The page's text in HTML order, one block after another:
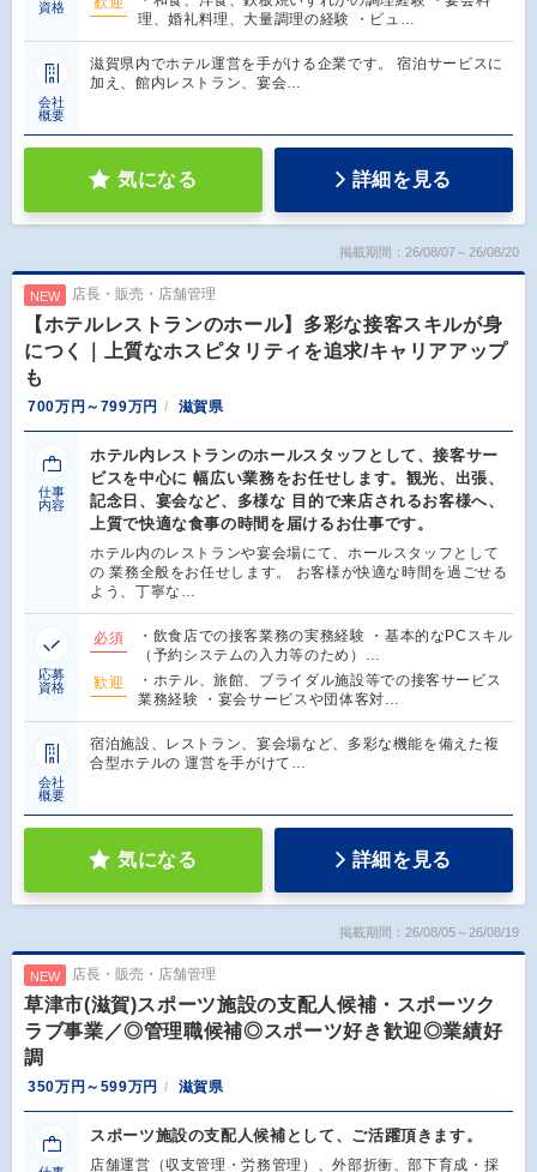
資格
理、婚礼料理、大量調理の経験 ・ビュ…
会社
概要
滋賀県内でホテル運営を手がける企業です。 宿泊サービスに
加え、館内レストラン、宴会…
気になる 詳細を見る
掲載期間：26/08/07～26/08/20
NEW 店長・販売・店舗管理
【ホテルレストランのホール】多彩な接客スキルが身
につく｜上質なホスピタリティを追求/キャリアアップ
も
700万円～799万円 滋賀県
仕事
内容
ホテル内レストランのホールスタッフとして、接客サー
ビスを中心に 幅広い業務をお任せします。観光、出張、
記念日、宴会など、多様な 目的で来店されるお客様へ、
上質で快適な食事の時間を届けるお仕事です。
ホテル内のレストランや宴会場にて、ホールスタッフとして
の 業務全般をお任せします。 お客様が快適な時間を過ごせる
よう、丁寧な…
応募
資格
必須
・飲食店での接客業務の実務経験 ・基本的なPCスキル
（予約システムの入力等のため）…
歓迎
・ホテル、旅館、ブライダル施設等での接客サービス
業務経験 ・宴会サービスや団体客対…
会社
概要
宿泊施設、レストラン、宴会場など、多彩な機能を備えた複
合型ホテルの 運営を手がけて…
気になる 詳細を見る
掲載期間：26/08/05～26/08/19
NEW 店長・販売・店舗管理
草津市(滋賀)スポーツ施設の支配人候補・スポーツク
ラブ事業／◎管理職候補◎スポーツ好き歓迎◎業績好
調
350万円～599万円 滋賀県
スポーツ施設の支配人候補として、ご活躍頂きます。
店舗運営（収支管理・労務管理）、外部折衝、部下育成・採